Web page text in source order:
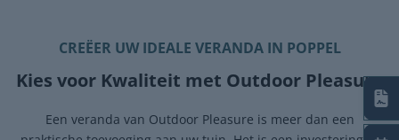
CREËER UW IDEALE VERANDA IN POPPEL
Kies voor Kwaliteit met Outdoor Pleasure
Een veranda van Outdoor Pleasure is meer dan een